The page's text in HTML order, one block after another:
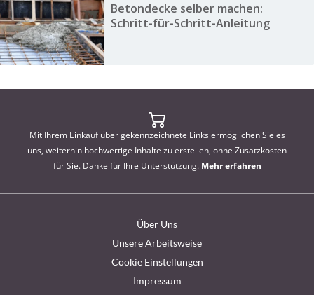
Betondecke selber machen:
Schritt-für-Schritt-Anleitung
Mit Ihrem Einkauf über gekennzeichnete Links ermöglichen Sie es
uns, weiterhin hochwertige Inhalte zu erstellen, ohne Zusatzkosten
für Sie. Danke für Ihre Unterstützung. Mehr erfahren
Über Uns
Unsere Arbeitsweise
Cookie Einstellungen
Impressum